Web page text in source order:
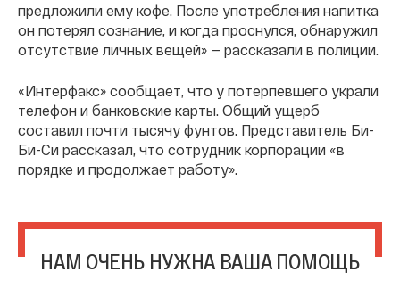
предложили ему кофе. После употребления напитка
он потерял сознание, и когда проснулся, обнаружил
отсутствие личных вещей» — рассказали в полиции.
«Интерфакс» сообщает, что у потерпевшего украли
телефон и банковские карты. Общий ущерб
составил почти тысячу фунтов. Представитель Би-
Би-Си рассказал, что сотрудник корпорации «в
порядке и продолжает работу».
НАМ ОЧЕНЬ НУЖНА ВАША ПОМОЩЬ